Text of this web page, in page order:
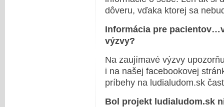
dôveru, vďaka ktorej sa
Informácia pre
výzvy?
Na zaujímavé výzvy
i na našej facebookovej
príbehy na ludialudom.sk
Bol projekt ludialudom.sk